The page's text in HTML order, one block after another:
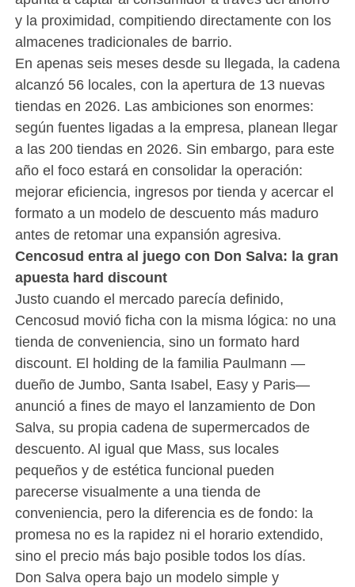
y la proximidad, compitiendo directamente con los
almacenes tradicionales de barrio.
En apenas seis meses desde su llegada, la cadena
alcanzó 56 locales, con la apertura de 13 nuevas
tiendas en 2026. Las ambiciones son enormes:
según fuentes ligadas a la empresa, planean llegar
a las 200 tiendas en 2026. Sin embargo, para este
año el foco estará en consolidar la operación:
mejorar eficiencia, ingresos por tienda y acercar el
formato a un modelo de descuento más maduro
antes de retomar una expansión agresiva.
Cencosud entra al juego con Don Salva: la gran
apuesta hard discount
Justo cuando el mercado parecía definido,
Cencosud movió ficha con la misma lógica: no una
tienda de conveniencia, sino un formato hard
discount. El holding de la familia Paulmann —
dueño de Jumbo, Santa Isabel, Easy y Paris—
anunció a fines de mayo el lanzamiento de Don
Salva, su propia cadena de supermercados de
descuento. Al igual que Mass, sus locales
pequeños y de estética funcional pueden
parecerse visualmente a una tienda de
conveniencia, pero la diferencia es de fondo: la
promesa no es la rapidez ni el horario extendido,
sino el precio más bajo posible todos los días.
Don Salva opera bajo un modelo simple y